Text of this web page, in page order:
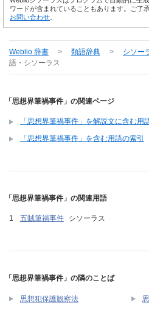
ワードが含まれていることもあります。ご了
お問い合わせ
Weblio 辞書 > 類語辞典 > シソー
語・シソーラス
「思想界筆禍事件」の関連ページ
「思想界筆禍事件」を解説文に含む用
「思想界筆禍事件」を含む用語の索引
「思想界筆禍事件」の関連用語
五賊筆禍事件 シソーラス
「思想界筆禍事件」の隣のことば
思想犯保護観察法